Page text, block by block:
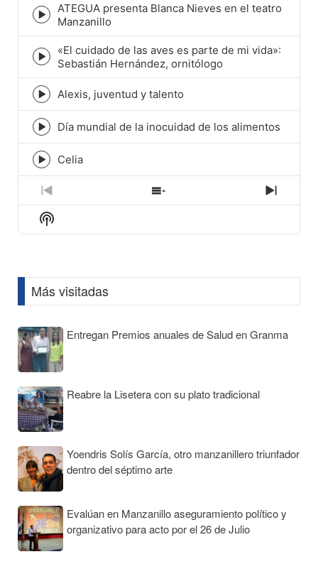
Episode
play
icon
ATEGUA presenta Blanca Nieves en el teatro
Manzanillo
Episode
play
icon
«El cuidado de las aves es parte de mi vida»:
Sebastián Hernández, ornitólogo
Episode
play
icon
Alexis, juventud y talento
Episode
play
icon
Día mundial de la inocuidad de los alimentos
Episode
play
icon
Celia
Previous
Episode
Show
Episodes
Next
Show
Podcast
Más visitadas
Entregan Premios anuales de Salud en Granma
Reabre la Lisetera con su plato tradicional
Yoendris Solís García, otro manzanillero triunfador
dentro del séptimo arte
Evalúan en Manzanillo aseguramiento político y
organizativo para acto por el 26 de Julio